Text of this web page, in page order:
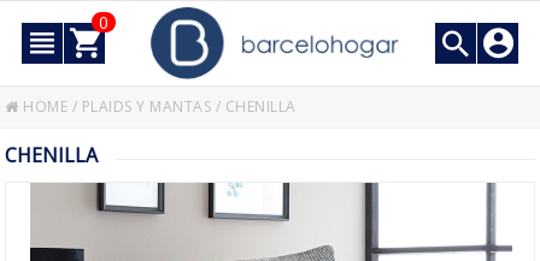
0
HOME / PLAIDS Y MANTAS / CHENILLA
CHENILLA